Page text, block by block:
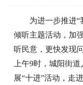
为进一步推进“
倾听主题活动，加
听民意，更快发现
上午9时，城阳街
展“十进”活动，走